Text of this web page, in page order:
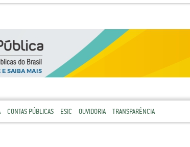
CONTAS PÚBLICAS ESIC OUVIDORIA TRANSPARÊNCIA